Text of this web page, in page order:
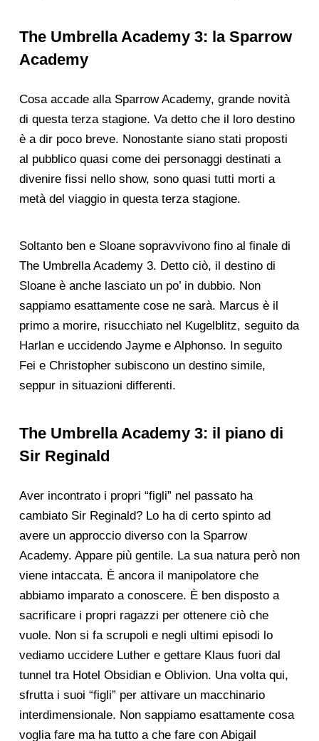
The Umbrella Academy 3: la Sparrow
Academy
Cosa accade alla Sparrow Academy, grande novità
di questa terza stagione. Va detto che il loro destino
è a dir poco breve. Nonostante siano stati proposti
al pubblico quasi come dei personaggi destinati a
divenire fissi nello show, sono quasi tutti morti a
metà del viaggio in questa terza stagione.
Soltanto ben e Sloane sopravvivono fino al finale di
The Umbrella Academy 3. Detto ciò, il destino di
Sloane è anche lasciato un po’ in dubbio. Non
sappiamo esattamente cose ne sarà. Marcus è il
primo a morire, risucchiato nel Kugelblitz, seguito da
Harlan e uccidendo Jayme e Alphonso. In seguito
Fei e Christopher subiscono un destino simile,
seppur in situazioni differenti.
The Umbrella Academy 3: il piano di
Sir Reginald
Aver incontrato i propri “figli” nel passato ha
cambiato Sir Reginald? Lo ha di certo spinto ad
avere un approccio diverso con la Sparrow
Academy. Appare più gentile. La sua natura però non
viene intaccata. È ancora il manipolatore che
abbiamo imparato a conoscere. È ben disposto a
sacrificare i propri ragazzi per ottenere ciò che
vuole. Non si fa scrupoli e negli ultimi episodi lo
vediamo uccidere Luther e gettare Klaus fuori dal
tunnel tra Hotel Obsidian e Oblivion. Una volta qui,
sfrutta i suoi “figli” per attivare un macchinario
interdimensionale. Non sappiamo esattamente cosa
voglia fare ma ha tutto a che fare con Abigail